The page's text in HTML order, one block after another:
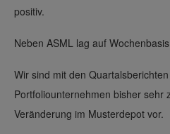
positiv.
Neben ASML lag auf
Wir sind mit den
Portfoliounternehmen bisher sehr
Veränderung im Musterdepot vor.